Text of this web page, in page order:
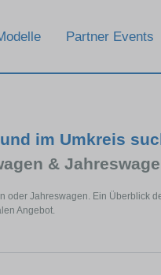
Partner Events
im Umkreis
&
oder Jahreswagen. Ein Überblick
Angebot.